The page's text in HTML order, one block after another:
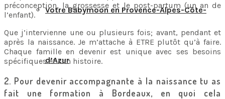
Votre Babymoon en Provence-Alpes-Côte-
d’Azur
préconception, la grossesse et le post-partum (un an de
l’enfant).
Que j’intervienne une ou plusieurs fois; avant, pendant et
après la naissance. Je m’attache à ETRE plutôt qu’à faire.
Chaque famille en devenir est unique avec ses besoins
spécifiques et son histoire.
2. Pour devenir accompagnante à la naissance tu as
fait une formation à Bordeaux, en quoi cela